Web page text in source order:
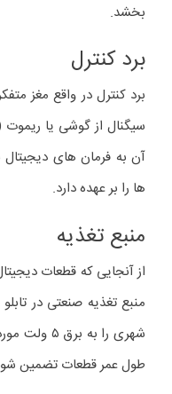
بخشد.
برد کنترل
برد کنترل در واقع مغز
سیگنال از گوشی یا
آن به فرمان‌ های
ها را بر عهده دارد.
منبع تغذیه
از آنجایی که قطعات
شهری را به
طول عمر قطعات تضمین